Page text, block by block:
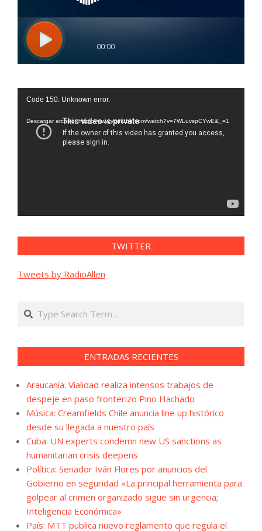
Reproductor
vídeo
Code 150: Unknown error.
Descargar archivo: https://www.youtube.com/watch?v=7WLuvspCYwE&_=1
TWITTER
Tweets by RadioAllen
Search
ENTRADAS RECIENTES
Araucanía: Vialidad realiza intensos trabajos de
despeje en paso fronterizo Pino Hachado
Música: Creamfields Chile anuncia line up histórico
desde su llegada a nuestro país
Cuba: UN experts condemn new US sanctions as
humanitarian crisis deepens
Política: Senador Iván Flores por anuncios del
Gobierno en seguridad «La principal herramienta para
golpear al crimen organizado sigue sin urgencia;
Inteligencia Económica»
País: MTT publica nuevo reglamento que regula el